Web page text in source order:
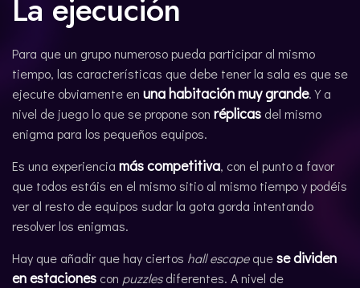
Para que un grupo numeroso pueda participar al mismo
tiempo, las características que debe tener la sala es que se
ejecute obviamente en una habitación muy grande. Y a
nivel de juego lo que se propone son réplicas del mismo
enigma para los pequeños equipos.
Es una experiencia más competitiva, con el punto a favor
que todos estáis en el mismo sitio al mismo tiempo y podéis
ver al resto de equipos sudar la gota gorda intentando
resolver los enigmas.
Hay que añadir que hay ciertos hall escapequese dividen
en estaciones con puzzlesdiferentes. A nivel de